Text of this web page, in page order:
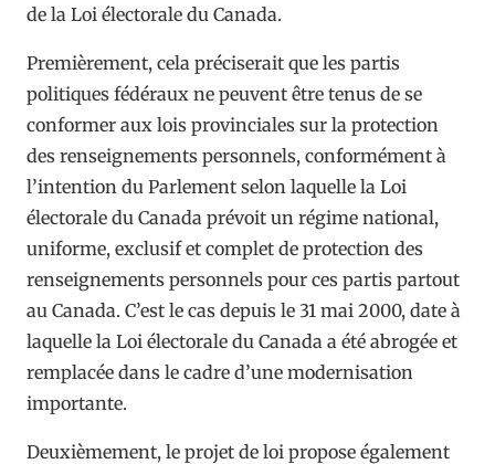
de la Loi électorale du Canada.
Premièrement, cela préciserait que les partis
politiques fédéraux ne peuvent être tenus de se
conformer aux lois provinciales sur la protection
des renseignements personnels, conformément à
l’intention du Parlement selon laquelle la Loi
électorale du Canada prévoit un régime national,
uniforme, exclusif et complet de protection des
renseignements personnels pour ces partis partout
au Canada. C’est le cas depuis le 31 mai 2000, date à
laquelle la Loi électorale du Canada a été abrogée et
remplacée dans le cadre d’une modernisation
importante.
Deuxièmement, le projet de loi propose également